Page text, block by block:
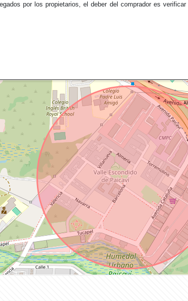
por los propietarios, el deber del comprador es